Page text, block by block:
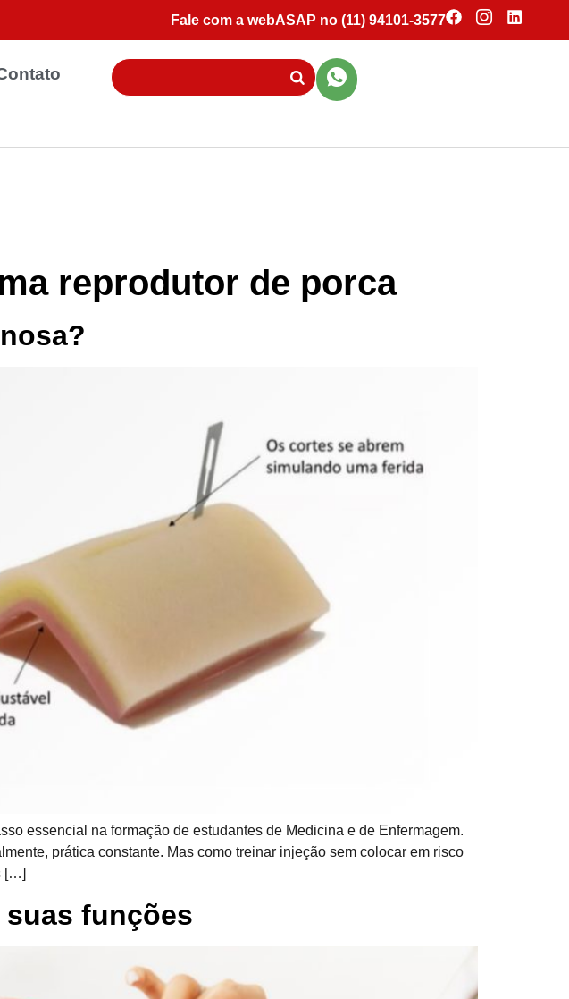
Fale com a webASAP no (11) 94101-3577
reprodutor de porca
essencial na formação de estudantes de Medicina e de Enfermagem.
prática constante. Mas como treinar injeção sem colocar em risco
[…]
funções